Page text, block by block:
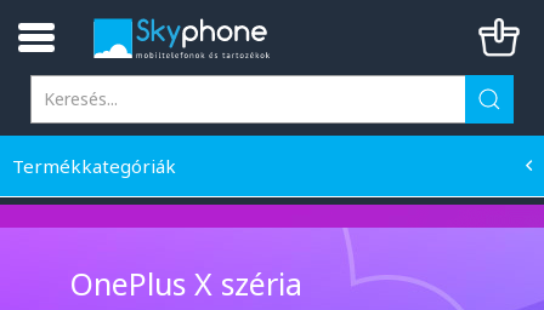
Termékkategóriák
OnePlus X széria